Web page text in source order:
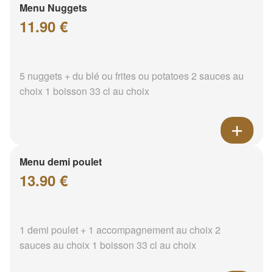
Menu Nuggets
11.90 €
5 nuggets + du blé ou frites ou potatoes 2 sauces au
choix 1 boisson 33 cl au choix
Menu demi poulet
13.90 €
1 demi poulet + 1 accompagnement au choix 2
sauces au choix 1 boisson 33 cl au choix